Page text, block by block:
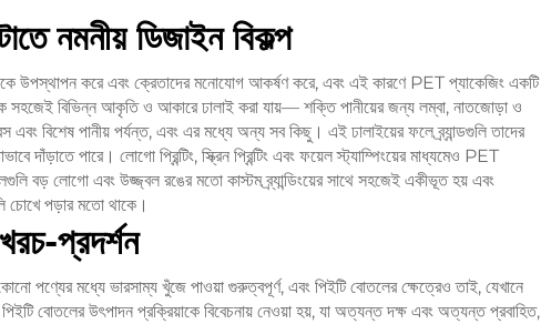
নমনীয় ডিজাইন বিকল্প
উপস্থাপন করে এবং ক্রেতাদের মনোযোগ আকর্ষণ করে, এবং এই কারণে PET প্যাকেজিং একটি
সহজেই বিভিন্ন আকৃতি ও আকারে ঢালাই করা যায়— শক্তি পানীয়ের জন্য লম্বা, নাতজোড়া ও
বিশেষ পানীয় পর্যন্ত, এবং এর মধ্যে অন্য সব কিছু। এই ঢালাইয়ের ফলে ব্র্যান্ডগুলি তাদের
দাঁড়াতে পারে। লোগো প্রিন্টিং, স্ক্রিন প্রিন্টিং এবং ফয়েল স্ট্যাম্পিংয়ের মাধ্যমেও PET
বড় লোগো এবং উজ্জ্বল রঙের মতো কাস্টম ব্র্যান্ডিংয়ের সাথে সহজেই একীভূত হয় এবং
চোখে পড়ার মতো থাকে।
প্রদর্শন
পণ্যের মধ্যে ভারসাম্য খুঁজে পাওয়া গুরুত্বপূর্ণ, এবং পিইটি বোতলের ক্ষেত্রেও তাই, যেখানে
বোতলের উৎপাদন প্রক্রিয়াকে বিবেচনায় নেওয়া হয়, যা অত্যন্ত দক্ষ এবং অত্যন্ত প্রবাহিত,